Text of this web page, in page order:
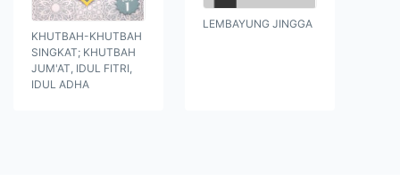
KHUTBAH-KHUTBAH
SINGKAT; KHUTBAH
JUM'AT, IDUL FITRI,
IDUL ADHA
LEMBAYUNG JINGGA